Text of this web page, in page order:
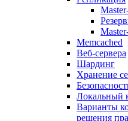
Memcached
Веб-сервера
Шардинг
Хранение
Локальный
Варианты
решения